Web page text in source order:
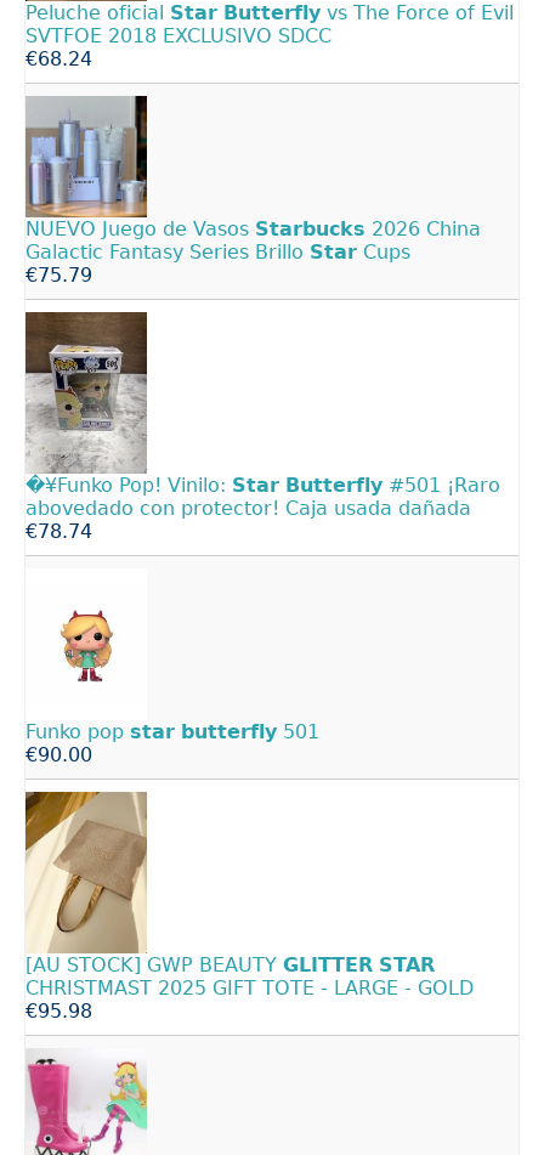
Peluche oficial Star Butterfly vs The Force of Evil
SVTFOE 2018 EXCLUSIVO SDCC
€68.24
NUEVO Juego de Vasos Starbucks 2026 China
Galactic Fantasy Series Brillo Star Cups
€75.79
�¥Funko Pop! Vinilo: Star Butterfly #501 ¡Raro
abovedado con protector! Caja usada dañada
€78.74
Funko pop star butterfly 501
€90.00
[AU STOCK] GWP BEAUTY GLITTER STAR
CHRISTMAST 2025 GIFT TOTE - LARGE - GOLD
€95.98